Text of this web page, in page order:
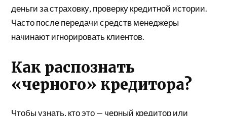
деньги за страховку, проверку кредитной истории.
Часто после передачи средств менеджеры
начинают игнорировать клиентов.
Как распознать
«черного» кредитора?
Чтобы узнать, кто это — черный кредитор или